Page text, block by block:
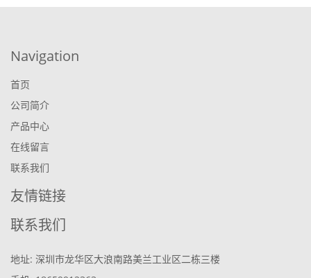
Navigation
首页
公司简介
产品中心
在线留言
联系我们
友情链接
联系我们
地址: 深圳市龙华区大浪南路美兰工业区二栋三楼